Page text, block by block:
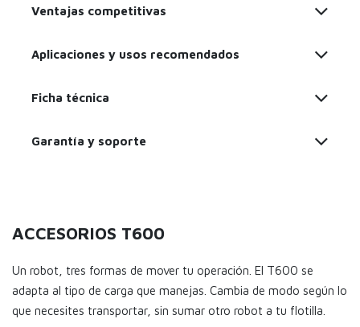
Ventajas competitivas
Aplicaciones y usos recomendados
Garantía y soporte
ACCESORIOS T600
Un robot, tres formas de mover tu operación. El T600 se
adapta al tipo de carga que manejas. Cambia de modo según lo
que necesites transportar, sin sumar otro robot a tu flotilla.